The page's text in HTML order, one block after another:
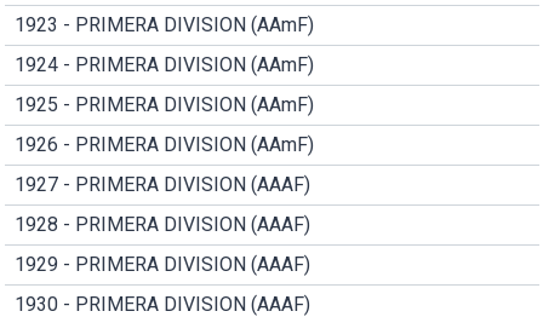
1923 - PRIMERA DIVISION (AAmF)
1924 - PRIMERA DIVISION (AAmF)
1925 - PRIMERA DIVISION (AAmF)
1926 - PRIMERA DIVISION (AAmF)
1927 - PRIMERA DIVISION (AAAF)
1928 - PRIMERA DIVISION (AAAF)
1929 - PRIMERA DIVISION (AAAF)
1930 - PRIMERA DIVISION (AAAF)